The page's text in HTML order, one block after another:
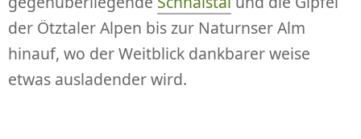
der Ötztaler Alpen bis zur Naturnser Alm
hinauf, wo der Weitblick dankbarer weise
etwas ausladender wird.